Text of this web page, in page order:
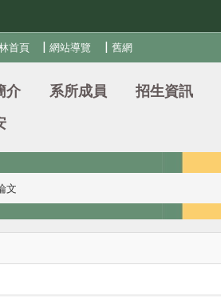
首頁 |網站導覽 |舊網
介 系所成員 招生資訊
文